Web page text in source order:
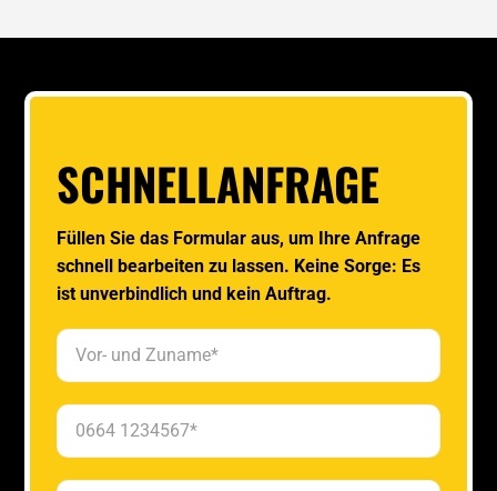
SCHNELLANFRAGE
Füllen Sie das Formular aus, um Ihre Anfrage
schnell bearbeiten zu lassen. Keine Sorge: Es
ist unverbindlich und kein Auftrag.